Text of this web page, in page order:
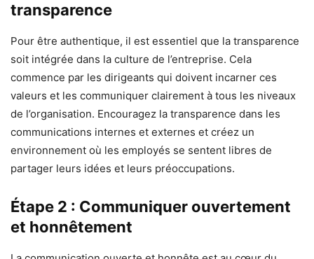
transparence
Pour être authentique, il est essentiel que la transparence
soit intégrée dans la culture de l’entreprise. Cela
commence par les dirigeants qui doivent incarner ces
valeurs et les communiquer clairement à tous les niveaux
de l’organisation. Encouragez la transparence dans les
communications internes et externes et créez un
environnement où les employés se sentent libres de
partager leurs idées et leurs préoccupations.
Étape 2 : Communiquer ouvertement
et honnêtement